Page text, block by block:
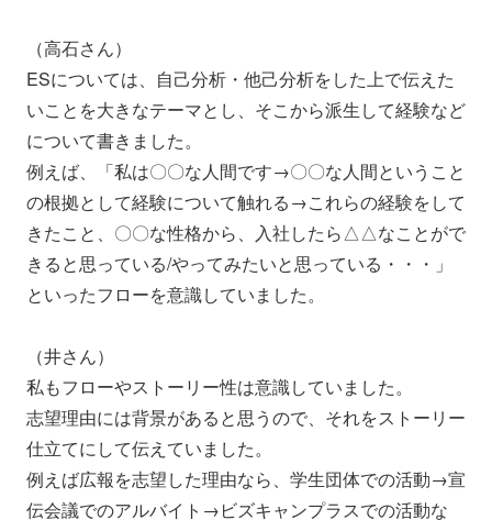
（高石さん）
ESについては、自己分析・他己分析をした上で伝えた
いことを大きなテーマとし、そこから派生して経験など
について書きました。
例えば、「私は〇〇な人間です→〇〇な人間ということ
の根拠として経験について触れる→これらの経験をして
きたこと、〇〇な性格から、入社したら△△なことがで
きると思っている/やってみたいと思っている・・・」
といったフローを意識していました。
（井さん）
私もフローやストーリー性は意識していました。
志望理由には背景があると思うので、それをストーリー
仕立てにして伝えていました。
例えば広報を志望した理由なら、学生団体での活動→宣
伝会議でのアルバイト→ビズキャンプラスでの活動な